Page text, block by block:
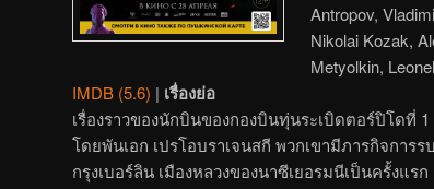
Antropov,
Nikolai Kozak,
Metyolkin,
IMDB (5.6) | เรื่องย่อ
เรื่องราวของนักบินของกองบินทุ่นระเบิดตอร์ปิโดที่
โดยพันเอก เปรโอบราเจนสกี พวกเขามีภารกิจการ
กรุงเบอร์ลิน เมืองหลวงของนาซีเยอรมนีเป็นครั้งแรก